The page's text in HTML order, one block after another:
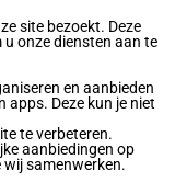
site bezoekt. Deze
onze diensten aan te
en aanbieden
apps. Deze kun je niet
te verbeteren.
aanbiedingen op
wij samenwerken.